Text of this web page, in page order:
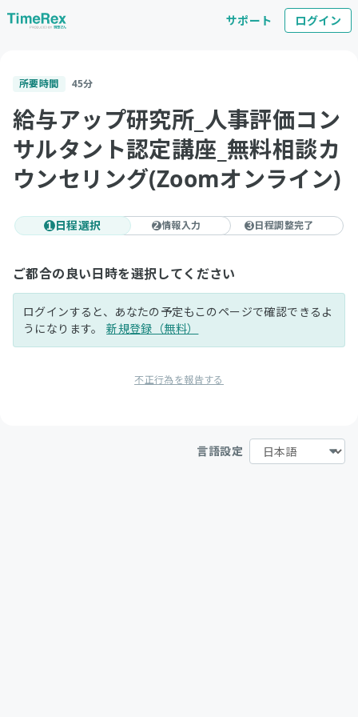
サポート ログイン
所要時間 45分
給与アップ研究所_人事評価コン
サルタント認定講座_無料相談カ
ウンセリング(Zoomオンライン)
1 日程選択 2情報入力 3 日程調整完了
ご都合の良い日時を選択してください
ログインすると、あなたの予定もこのページで確認できるよ
うになります。新規登録（無料）
不正行為を報告する
言語設定